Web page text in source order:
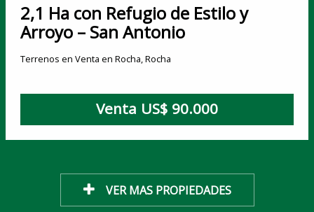
2,1 Ha con Refugio de Estilo y
Arroyo – San Antonio
Terrenos en Venta en Rocha, Rocha
Venta US$ 90.000
VER MAS PROPIEDADES